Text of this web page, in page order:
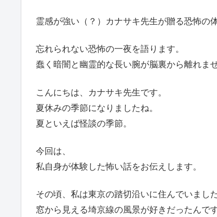
霊感が強い（？）カナサキ先生が贈る恐怖の
忘れられない恐怖の一夜を語ります。
蠢く暗闇と幽霊的な長い腕が脳裏から離れま
こんにちは、カナサキ先生です。
夏休みの季節になりましたね。
夏といえば怪談の季節。
今回は、
私自身が体験した怖い話をお伝えします。
その頃、私は東京の踏切沿いに住んでいました
窓から見える埼京線の風景が好きだったんです